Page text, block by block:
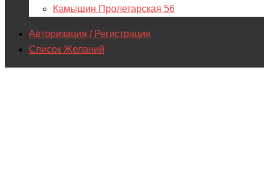
Камышин Пролетарская 56
Авторизация / Регистрация
Список Желаний